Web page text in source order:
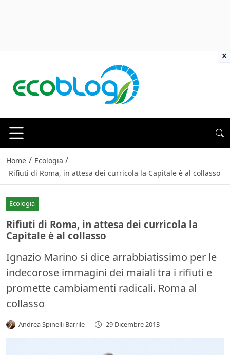
Home / Ecologia /
Rifiuti di Roma, in attesa dei curricola la Capitale è al collasso
Ecologia
Rifiuti di Roma, in attesa dei curricola la
Capitale è al collasso
Ignazio Marino si dice arrabbiatissimo per le
indecorose immagini dei maiali tra i rifiuti e
promette cambiamenti radicali. Roma al
collasso
Andrea Spinelli Barrile - 29 Dicembre 2013
×